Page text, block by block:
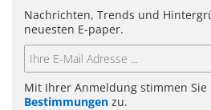
Nachrichten, Trends und
neuesten E-paper.
Mit Ihrer Anmeldung stimmen Sie
Bestimmungen zu.